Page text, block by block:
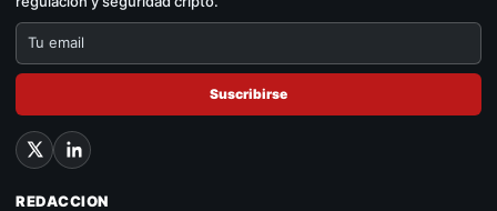
Suscribirse
REDACCION